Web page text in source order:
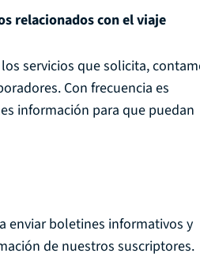
relacionados con el viaje
servicios que solicita,
Con frecuencia es
información para que puedan
enviar boletines informativos y
de nuestros suscriptores.